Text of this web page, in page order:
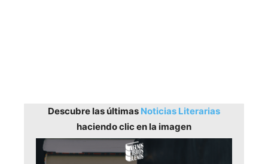
Descubre las últimas Noticias Literarias
haciendo clic en la imagen